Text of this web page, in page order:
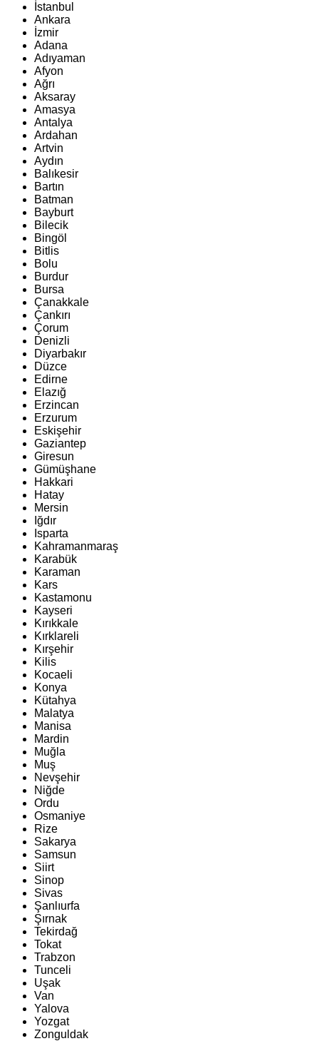
İstanbul
Ankara
İzmir
Adana
Adıyaman
Afyon
Ağrı
Aksaray
Amasya
Antalya
Ardahan
Artvin
Aydın
Balıkesir
Bartın
Batman
Bayburt
Bilecik
Bingöl
Bitlis
Bolu
Burdur
Bursa
Çanakkale
Çankırı
Çorum
Denizli
Diyarbakır
Düzce
Edirne
Elazığ
Erzincan
Erzurum
Eskişehir
Gaziantep
Giresun
Gümüşhane
Hakkari
Hatay
Mersin
Iğdır
Isparta
Kahramanmaraş
Karabük
Karaman
Kars
Kastamonu
Kayseri
Kırıkkale
Kırklareli
Kırşehir
Kilis
Kocaeli
Konya
Kütahya
Malatya
Manisa
Mardin
Muğla
Muş
Nevşehir
Niğde
Ordu
Osmaniye
Rize
Sakarya
Samsun
Siirt
Sinop
Sivas
Şanlıurfa
Şırnak
Tekirdağ
Tokat
Trabzon
Tunceli
Uşak
Van
Yalova
Yozgat
Zonguldak